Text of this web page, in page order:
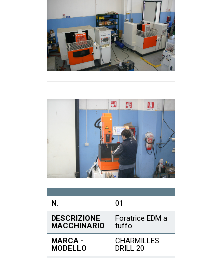
N.
01
DESCRIZIONE
MACCHINARIO
Foratrice EDM a
tuffo
MARCA -
MODELLO
CHARMILLES
DRILL 20